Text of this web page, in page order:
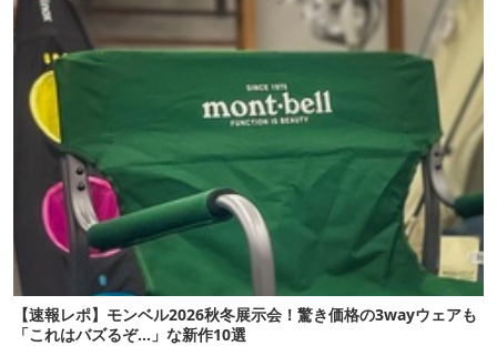
【速報レポ】モンベル2026秋冬展示会！驚き価格の3wayウェアも
「これはバズるぞ…」な新作10選